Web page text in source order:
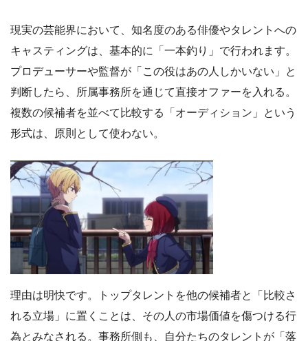
現実の芸能界において、知名度のある俳優やタレントへの
キャスティングは、基本的に「一本釣り」で行われます。
プロデューサーや監督が「この役はあの人しかいない」と
判断したら、所属事務所を通じて直接オファーを入れる。
複数の候補者を並べて比較する「オーディション」という
形式は、原則として使わない。
理由は明快です。トップタレントを他の候補者と「比較さ
れる立場」に置くことは、その人の市場価値を傷つける行
為とみなされる。事務所側も、自分たちのタレントが「落